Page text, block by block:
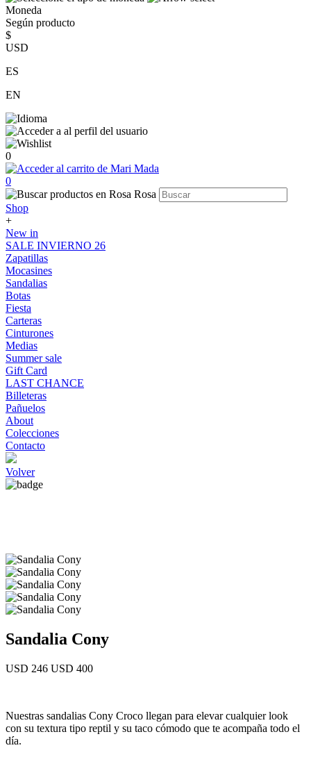
Moneda
Según producto
$
USD
ES
EN
0
0
Shop
+
New in
SALE INVIERNO 26
Zapatillas
Mocasines
Sandalias
Botas
Fiesta
Carteras
Cinturones
Medias
Summer sale
Gift Card
LAST CHANCE
Billeteras
Pañuelos
About
Colecciones
Contacto
Volver
Sandalia Cony
USD 246 USD 400
Nuestras sandalias Cony Croco llegan para elevar cualquier look
con su textura tipo reptil y su taco cómodo que te acompaña todo el
día.